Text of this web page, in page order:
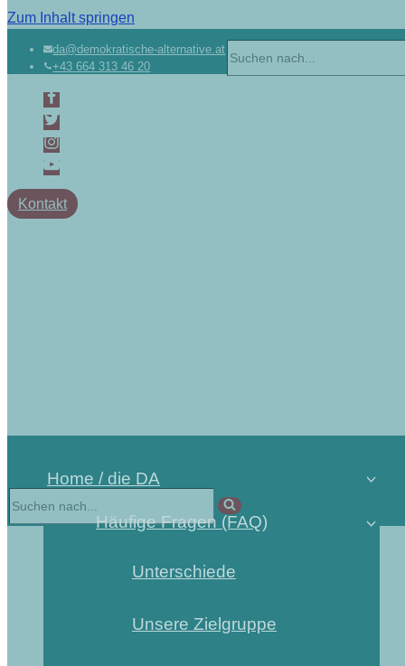
Zum Inhalt springen
da@demokratische-alternative.at
+43 664 313 46 20
Kontakt
Home / die DA
Häufige Fragen (FAQ)
Unterschiede
Unsere Zielgruppe